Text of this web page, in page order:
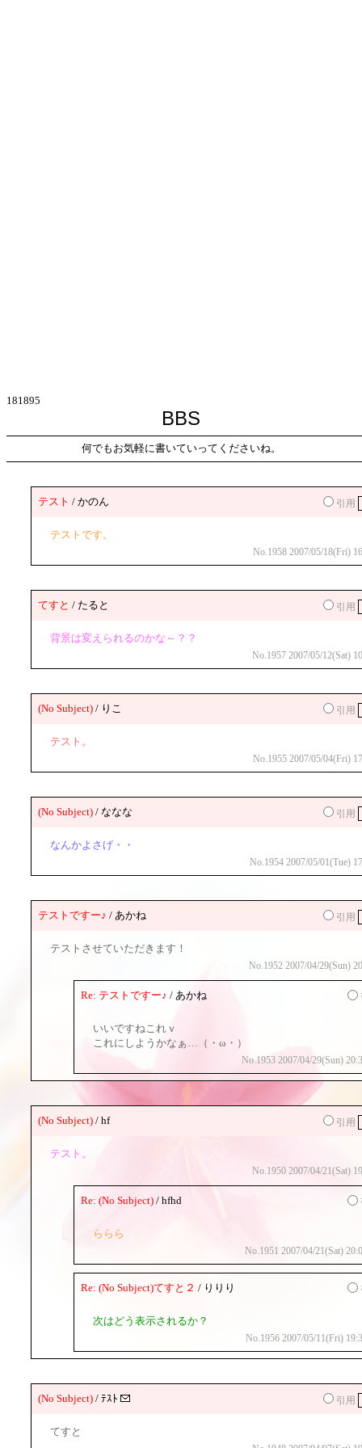
181895
BBS
何でもお気軽に書いていってくださいね。
テスト / かのん 引用
テストです。
No.1958 2007/05/18(Fri)
てすと / たると 引用
背景は変えられるのかな～？？
No.1957 2007/05/12(Sat)
(No Subject) / りこ 引用
テスト。
No.1955 2007/05/04(Fri)
(No Subject) / ななな 引用
なんかよさげ・・
No.1954 2007/05/01(Tue)
テストですー♪ / あかね 引用
テストさせていただきます！
No.1952 2007/04/29(Sun)
Re: テストですー♪ / あかね
いいですねこれｖ
これにしようかなぁ…（・ω・）
No.1953 2007/04/29(Sun)
(No Subject) / hf 引用
テスト。
No.1950 2007/04/21(Sat)
Re: (No Subject) / hfhd
ららら
No.1951 2007/04/21(Sat)
Re: (No Subject)てすと２ / りりり
次はどう表示されるか？
No.1956 2007/05/11(Fri)
(No Subject) / ﾃｽﾄ 引用
てすと